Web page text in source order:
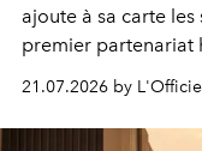
ajoute à sa carte
premier partenariat
britannique, née
londonien et
le complexe NAC
21.07.2026 by